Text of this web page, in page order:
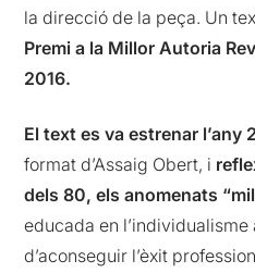
la direcció de la peça. Un
Premi a la Millor Autoria
2016.
El text es va estrenar l’any
format d’Assaig Obert, i
dels 80, els anomenats
educada en l’individualisme
d’aconseguir l’èxit